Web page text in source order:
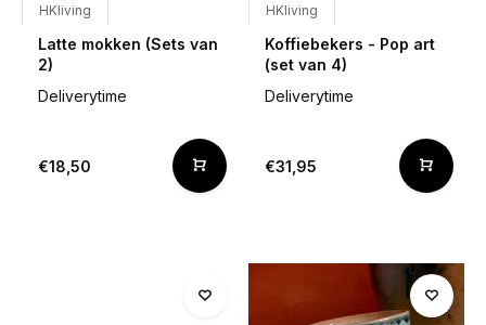
HKliving
Latte mokken (Sets van
2)
Deliverytime
€18,50
HKliving
Koffiebekers - Pop art
(set van 4)
Deliverytime
€31,95